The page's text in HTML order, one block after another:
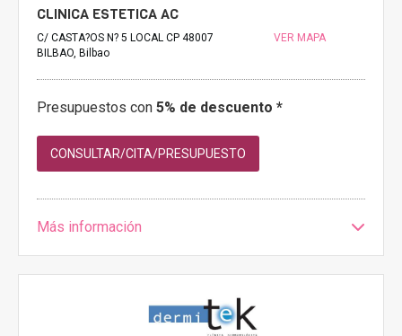
CLINICA ESTETICA AC
C/ CASTA?OS N? 5 LOCAL CP 48007
BILBAO, Bilbao
VER MAPA
Presupuestos con 5% de descuento *
CONSULTAR/CITA/PRESUPUESTO
Más información